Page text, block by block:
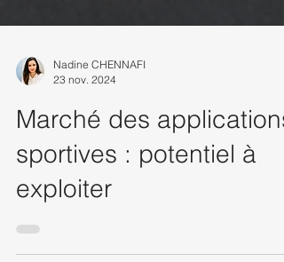
23 nov. 2024
Marché des applications
sportives : potentiel à
exploiter